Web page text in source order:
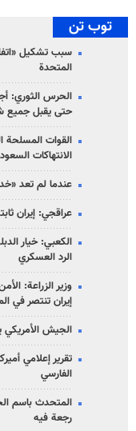
توب تن
سبب تشكيل
المتحدة
الحرس الثوري:
حتى يقبل جميع
القوات المسلحة
الانتهاكات
عندما لم تعد
عراقجي: إيران
الكعبي: خيار
الرد العسكري
وزير الزراعة:
إيران تنتصر في
الجيش الأمريكي
تقرير إعلامي
الفارسي
المتحدث باسم
رجعة فيه